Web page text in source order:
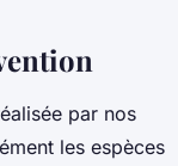
par nos
les espèces